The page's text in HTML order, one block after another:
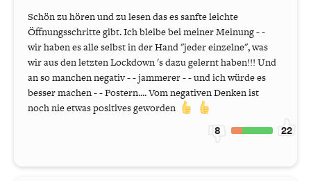
Schön zu hören und zu lesen das es sanfte leichte
Öffnungsschritte gibt. Ich bleibe bei meiner Meinung - -
wir haben es alle selbst in der Hand "jeder einzelne", was
wir aus den letzten Lockdown 's dazu gelernt haben!!! Und
an so manchen negativ - - jammerer - - und ich würde es
besser machen - - Postern.... Vom negativen Denken ist
noch nie etwas positives geworden
8 22